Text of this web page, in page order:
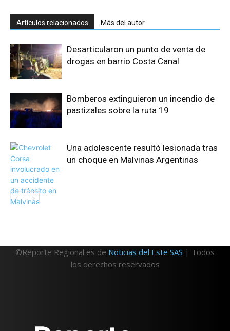
Artículos relacionados Más del autor
Desarticularon un punto de venta de
drogas en barrio Costa Canal
Bomberos extinguieron un incendio de
pastizales sobre la ruta 19
Una adolescente resultó lesionada tras
un choque en Malvinas Argentinas
©Reporte Regional es de Noticias del Este SAS | Todos
los derechos reservados